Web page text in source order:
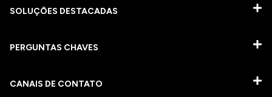
SOLUÇÕES DESTACADAS
PERGUNTAS CHAVES​
CANAIS DE CONTATO